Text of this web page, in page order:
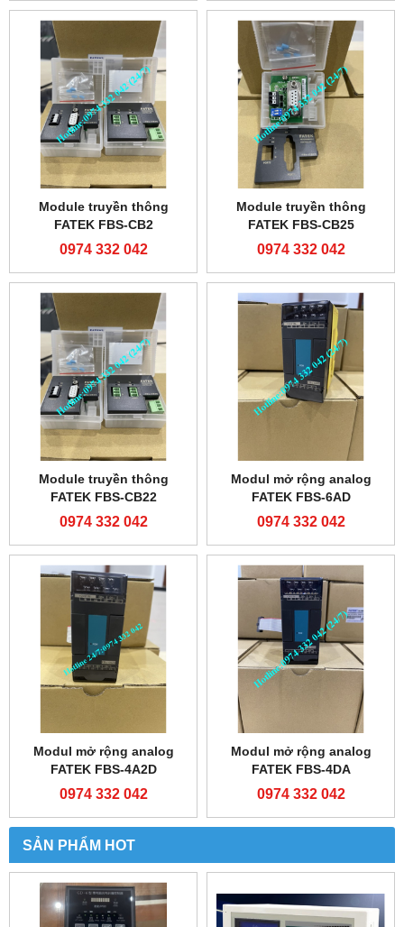
Module truyền thông
FATEK FBS-CB2
0974 332 042
Module truyền thông
FATEK FBS-CB25
0974 332 042
Module truyền thông
FATEK FBS-CB22
0974 332 042
Modul mở rộng analog
FATEK FBS-6AD
0974 332 042
Modul mở rộng analog
FATEK FBS-4A2D
0974 332 042
Modul mở rộng analog
FATEK FBS-4DA
0974 332 042
SẢN PHẨM HOT